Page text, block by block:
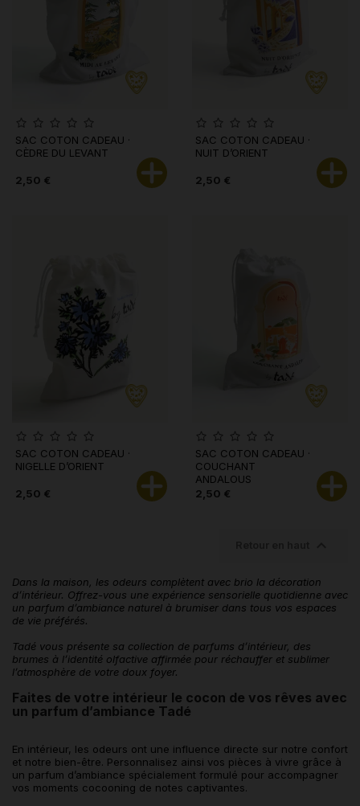
SAC COTON CADEAU ·
CÈDRE DU LEVANT
2,50 €
SAC COTON CADEAU ·
NUIT D’ORIENT
2,50 €
SAC COTON CADEAU ·
NIGELLE D’ORIENT
2,50 €
SAC COTON CADEAU ·
COUCHANT
ANDALOUS
2,50 €
Dans la maison, les odeurs complètent avec brio la décoration
d’intérieur. Offrez-vous une expérience sensorielle quotidienne avec
un parfum d’ambiance naturel à brumiser dans tous vos espaces
de vie préférés.
Tadé vous présente sa collection de parfums d’intérieur, des
brumes à l’identité olfactive affirmée pour réchauffer et sublimer
l’atmosphère de votre doux foyer.
Faites de votre intérieur le cocon de vos rêves avec
un parfum d’ambiance Tadé
En intérieur, les odeurs ont une influence directe sur notre confort
et notre bien-être. Personnalisez ainsi vos pièces à vivre grâce à
un parfum d’ambiance spécialement formulé pour accompagner
vos moments cocooning de notes captivantes.